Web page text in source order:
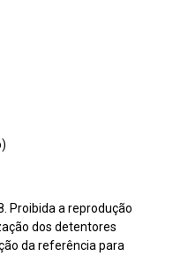
Proibida a reprodução
dos detentores
da referência para